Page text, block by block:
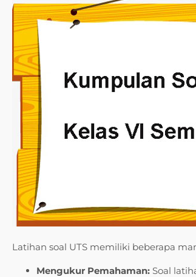
Latihan soal UTS memiliki beberapa
Mengukur Pemahaman: Soal